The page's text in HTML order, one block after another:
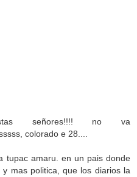
señores!!!! no va
colorado e 28....
tupac amaru. en un pais donde
mas politica, que los diarios la